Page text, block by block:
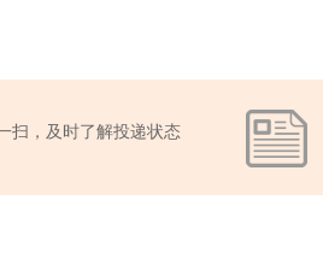
扫，及时了解投递状态